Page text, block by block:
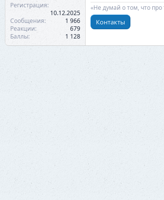
Регистрация
10.12.2025
Сообщения
1 966
Реакции
679
Баллы
1 128
«Не думай о том, что
Контакты